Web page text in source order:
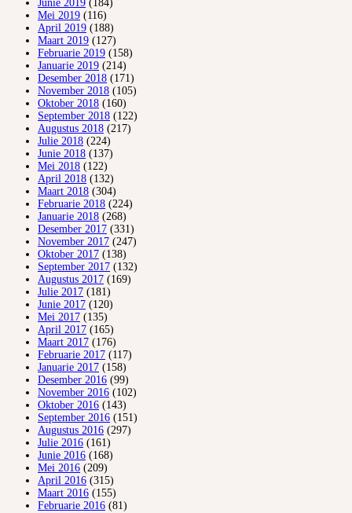
Junie 2019 (184)
Mei 2019 (116)
April 2019 (188)
Maart 2019 (127)
Februarie 2019 (158)
Januarie 2019 (214)
Desember 2018 (171)
November 2018 (105)
Oktober 2018 (160)
September 2018 (122)
Augustus 2018 (217)
Julie 2018 (224)
Junie 2018 (137)
Mei 2018 (122)
April 2018 (132)
Maart 2018 (304)
Februarie 2018 (224)
Januarie 2018 (268)
Desember 2017 (331)
November 2017 (247)
Oktober 2017 (138)
September 2017 (132)
Augustus 2017 (169)
Julie 2017 (181)
Junie 2017 (120)
Mei 2017 (135)
April 2017 (165)
Maart 2017 (176)
Februarie 2017 (117)
Januarie 2017 (158)
Desember 2016 (99)
November 2016 (102)
Oktober 2016 (143)
September 2016 (151)
Augustus 2016 (297)
Julie 2016 (161)
Junie 2016 (168)
Mei 2016 (209)
April 2016 (315)
Maart 2016 (155)
Februarie 2016 (81)